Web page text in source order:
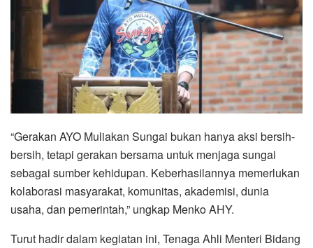
“Gerakan AYO Muliakan Sungai bukan hanya aksi bersih-
bersih, tetapi gerakan bersama untuk menjaga sungai
sebagai sumber kehidupan. Keberhasilannya memerlukan
kolaborasi masyarakat, komunitas, akademisi, dunia
usaha, dan pemerintah,” ungkap Menko AHY.
Turut hadir dalam kegiatan ini, Tenaga Ahli Menteri Bidang